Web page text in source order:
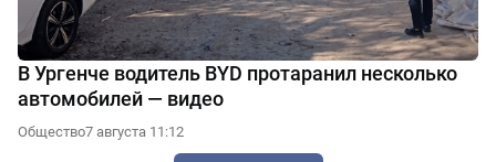
В Ургенче водитель BYD протаранил несколько
автомобилей — видео
Общество7 августа 11:12